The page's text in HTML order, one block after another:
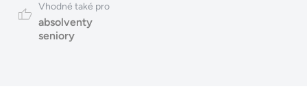
Vhodné také pro
absolventy
seniory